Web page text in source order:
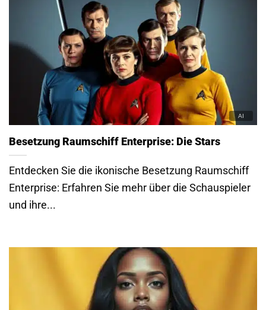
Besetzung Raumschiff Enterprise: Die Stars
Entdecken Sie die ikonische Besetzung Raumschiff
Enterprise: Erfahren Sie mehr über die Schauspieler
und ihre...